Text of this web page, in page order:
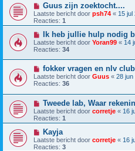
Guus zijn zoektocht....
Laatste bericht door psh74 « 15 jul
Reacties: 1
Ik heb jullie hulp nodig
Laatste bericht door Yoran99 « 14
Reacties: 34
fokker vragen en nlv
Laatste bericht door Guus « 28 jun
Reacties: 36
Tweede lab, Waar
Laatste bericht door corretje « 16
Reacties: 1
Kayja
Laatste bericht door corretje « 16
Reacties: 3